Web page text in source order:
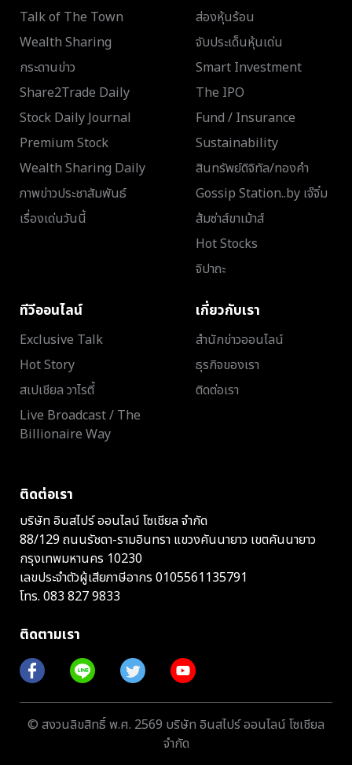
Talk of The Town
Wealth Sharing
กระดานข่าว
Share2Trade Daily
Stock Daily Journal
Premium Stock
Wealth Sharing Daily
ภาพข่าวประชาสัมพันธ์
เรื่องเด่นวันนี้
ส่องหุ้นร้อน
จับประเด็นหุ้นเด่น
Smart Investment
The IPO
Fund / Insurance
Sustainability
สินทรัพย์ดิจิทัล/ทองคำ
Gossip Station..by เจ๊จิ๋ม
ส้มซ่าส์ขาเม้าส์
Hot Stocks
จิปาถะ
ทีวีออนไลน์
Exclusive Talk
Hot Story
สเปเชียล วาไรตี้
Live Broadcast / The
Billionaire Way
เกี่ยวกับเรา
สำนักข่าวออนไลน์
ธุรกิจของเรา
ติดต่อเรา
ติดต่อเรา
บริษัท อินสไปร์ ออนไลน์ โซเชียล จำกัด
88/129 ถนนรัชดา-รามอินทรา แขวงคันนายาว เขตคันนายาว
กรุงเทพมหานคร 10230
เลขประจำตัวผู้เสียภาษีอากร 0105561135791
โทร. 083 827 9833
ติดตามเรา
© สงวนลิขสิทธิ์ พ.ศ. 2569 บริษัท อินสไปร์ ออนไลน์ โซเชียล
จำกัด